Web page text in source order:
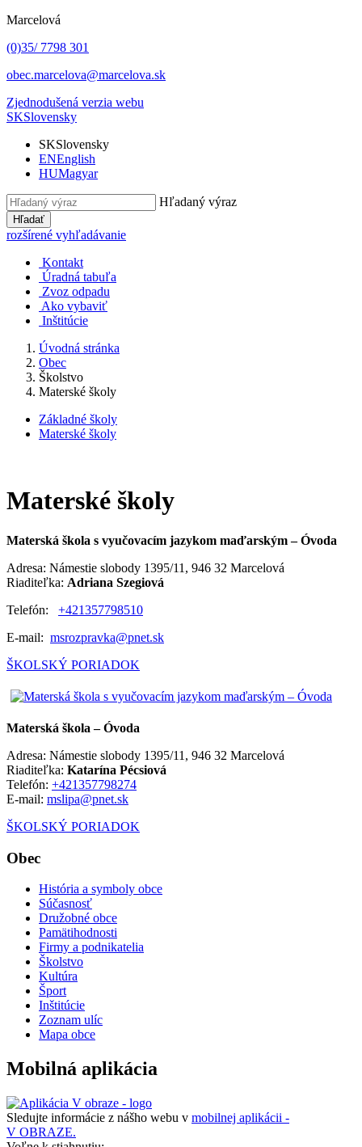
Marcelová
(0)35/ 7798 301
obec.marcelova@marcelova.sk
Zjednodušená verzia webu
SKSlovensky
SKSlovensky
ENEnglish
HUMagyar
Hľadaný výraz
Hľadať
rozšírené vyhľadávanie
Kontakt
Úradná tabuľa
Zvoz odpadu
Ako vybaviť
Inštitúcie
Úvodná stránka
Obec
Školstvo
Materské školy
Základné školy
Materské školy
Materské školy
Materská škola s vyučovacím jazykom maďarským – Óvoda
Adresa: Námestie slobody 1395/11, 946 32 Marcelová
Riaditeľka: Adriana Szegiová
Telefón: +421357798510
E-mail: msrozpravka@pnet.sk
ŠKOLSKÝ PORIADOK
Materská škola – Óvoda
Adresa: Námestie slobody 1395/11, 946 32 Marcelová
Riaditeľka: Katarína Pécsiová
Telefón: +421357798274
E-mail: mslipa@pnet.sk
ŠKOLSKÝ PORIADOK
Obec
História a symboly obce
Súčasnosť
Družobné obce
Pamätihodnosti
Firmy a podnikatelia
Školstvo
Kultúra
Šport
Inštitúcie
Zoznam ulíc
Mapa obce
Mobilná aplikácia
Sledujte informácie z nášho webu v mobilnej aplikácii -
V OBRAZE.